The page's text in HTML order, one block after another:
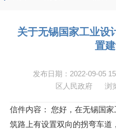
关于无锡国家工业设
置
发布日期：2022-09-05
区人民政府
浏
信件内容： 您好，在无锡国
筑路上有设置双向的拐弯车道